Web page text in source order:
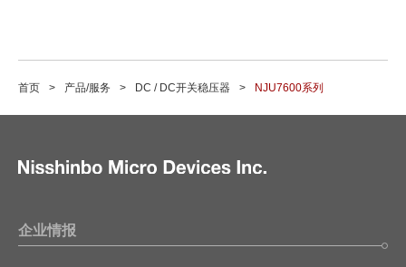
首页 产品/服务 DC / DC开关稳压器 NJU7600系列
企业情报